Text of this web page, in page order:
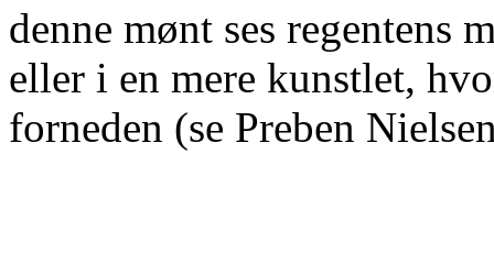
denne mønt ses regentens
eller i en mere kunstlet,
forneden (se Preben